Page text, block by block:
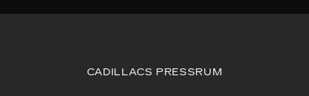
CADILLACS PRESSRUM